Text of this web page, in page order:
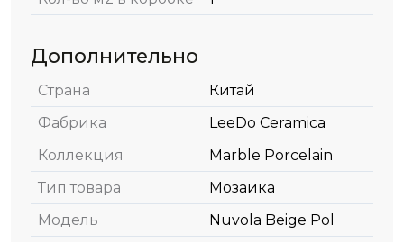
Дополнительно
Страна
Китай
Фабрика
LeeDo Ceramica
Коллекция
Marble Porcelain
Тип товара
Мозаика
Модель
Nuvola Beige Pol